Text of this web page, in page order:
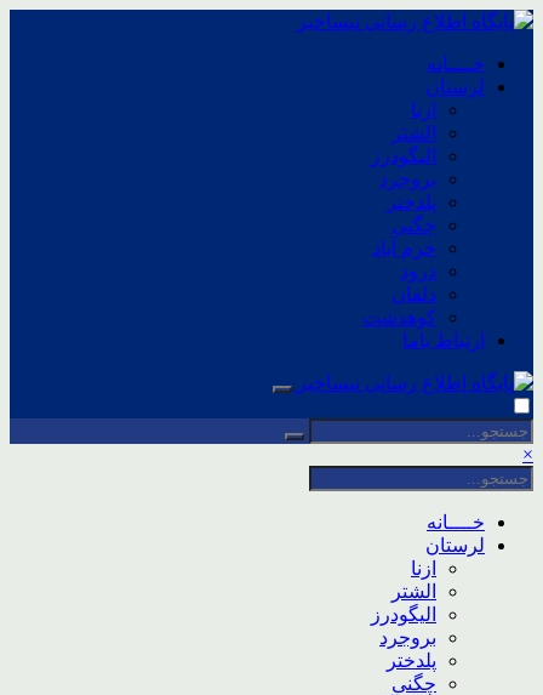
خــــانه
لرستان
ازنا
الشتر
الیگودرز
بروجرد
پلدختر
چگنی
خرم آباد
درود
دلفان
کوهدشت
ارتباط باما
×
خــــانه
لرستان
ازنا
الشتر
الیگودرز
بروجرد
پلدختر
چگنی